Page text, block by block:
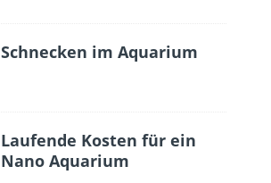
Schnecken im Aquarium
Laufende Kosten für ein
Nano Aquarium